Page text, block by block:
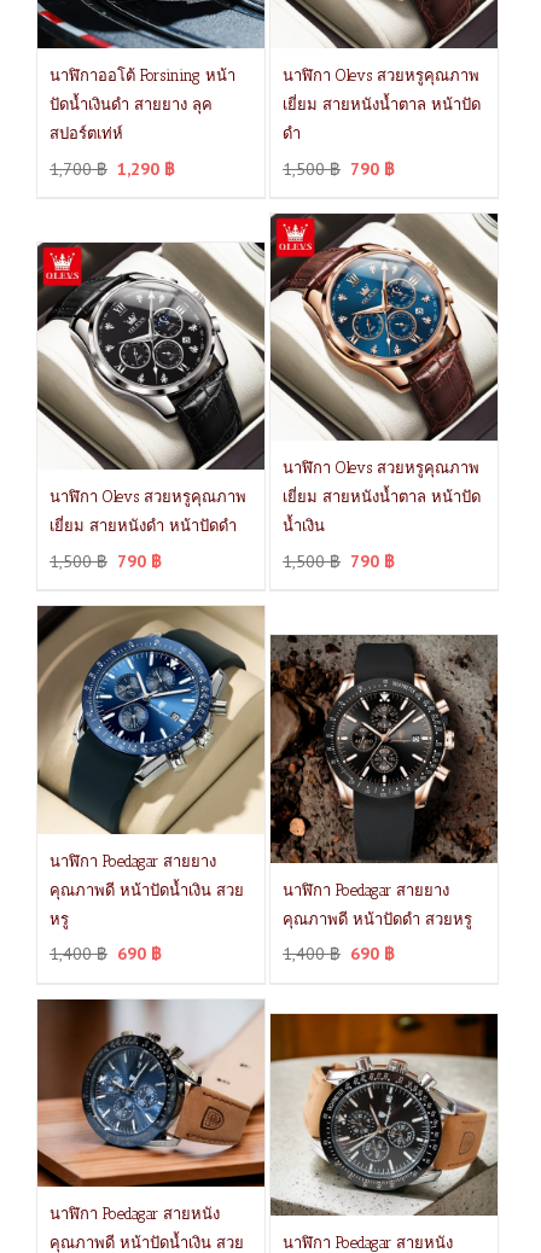
นาฬิกาออโต้ Forsining หน้า
ปัดน้ำเงินดำ สายยาง ลุค
สปอร์ตเท่ห์
1,700฿ 1,290 ฿
นาฬิกา Olevs สวยหรูคุณภาพ
เยี่ยม สายหนังน้ำตาล หน้าปัด
ดำ
1,500฿ 790 ฿
นาฬิกา Olevs สวยหรูคุณภาพ
เยี่ยม สายหนังดำ หน้าปัดดำ
1,500฿ 790 ฿
นาฬิกา Olevs สวยหรูคุณภาพ
เยี่ยม สายหนังน้ำตาล หน้าปัด
น้ำเงิน
1,500฿ 790 ฿
นาฬิกา Poedagar สายยาง
คุณภาพดี หน้าปัดน้ำเงิน สวย
หรู
1,400฿ 690 ฿
นาฬิกา Poedagar สายยาง
คุณภาพดี หน้าปัดดำ สวยหรู
1,400฿ 690 ฿
นาฬิกา Poedagar สายหนัง
คุณภาพดี หน้าปัดน้ำเงิน สวย
นาฬิกา Poedagar สายหนัง